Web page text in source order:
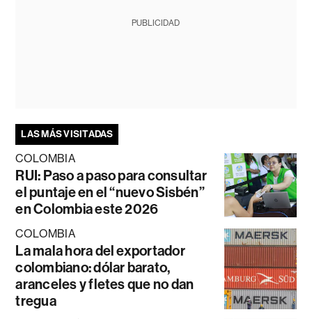
PUBLICIDAD
LAS MÁS VISITADAS
COLOMBIA
RUI: Paso a paso para consultar
el puntaje en el “nuevo Sisbén”
en Colombia este 2026
COLOMBIA
La mala hora del exportador
colombiano: dólar barato,
aranceles y fletes que no dan
tregua